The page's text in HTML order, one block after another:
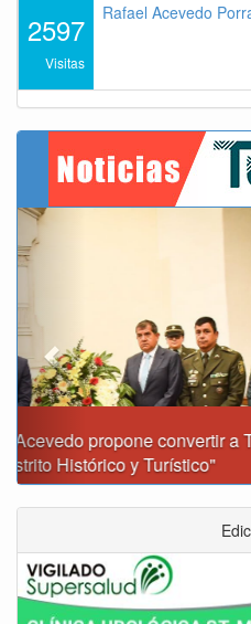
2597
Visitas
Rafael Acevedo
Gobernación y Alcaldía de
con inversiones